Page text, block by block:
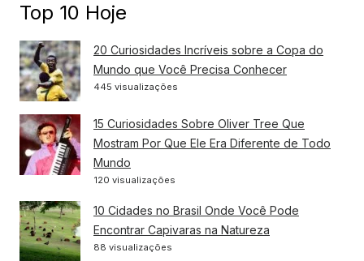
Top 10 Hoje
20 Curiosidades Incríveis sobre a Copa do
Mundo que Você Precisa Conhecer
445 visualizações
15 Curiosidades Sobre Oliver Tree Que
Mostram Por Que Ele Era Diferente de Todo
Mundo
120 visualizações
10 Cidades no Brasil Onde Você Pode
Encontrar Capivaras na Natureza
88 visualizações